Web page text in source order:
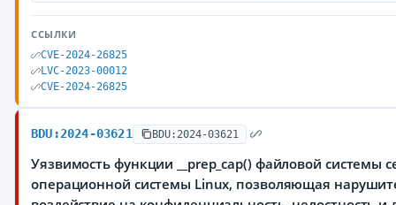
ССЫЛКИ
CVE-2024-26825
LVC-2023-00012
CVE-2024-26825
BDU:2024-03621 BDU:2024-03621
Уязвимость функции __prep_cap() файловой системы
операционной системы Linux, позволяющая